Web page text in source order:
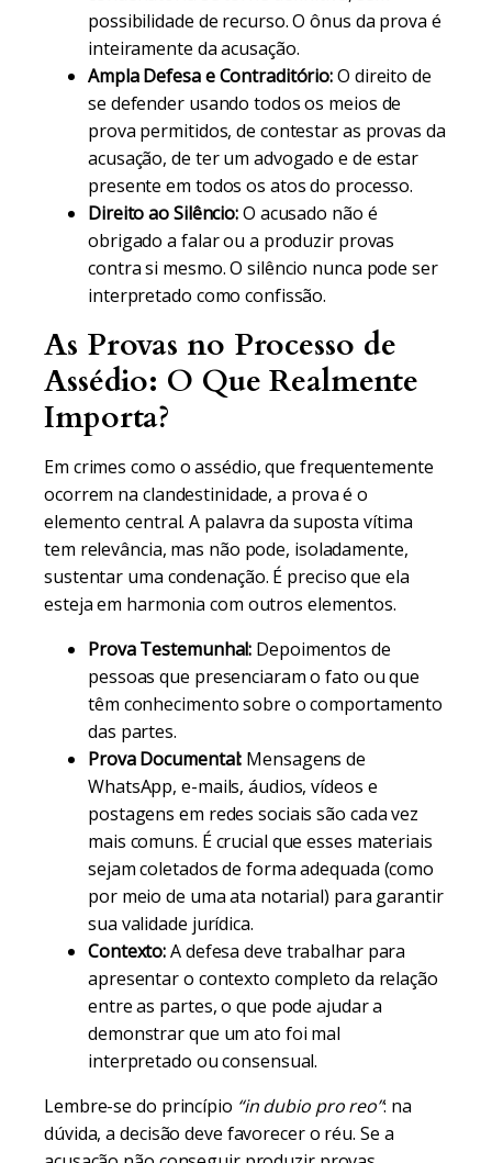
possibilidade de recurso. O ônus da prova é
inteiramente da acusação.
Ampla Defesa e Contraditório:O direito de
se defender usando todos os meios de
prova permitidos, de contestar as provas da
acusação, de ter um advogado e de estar
presente em todos os atos do processo.
Direito ao Silêncio:O acusado não é
obrigado a falar ou a produzir provas
contra si mesmo. O silêncio nunca pode ser
interpretado como confissão.
As Provas no Processo de
Assédio: O Que Realmente
Importa?
Em crimes como o assédio, que frequentemente
ocorrem na clandestinidade, a prova é o
elemento central. A palavra da suposta vítima
tem relevância, mas não pode, isoladamente,
sustentar uma condenação. É preciso que ela
esteja em harmonia com outros elementos.
Prova Testemunhal: Depoimentos de
pessoas que presenciaram o fato ou que
têm conhecimento sobre o comportamento
das partes.
Prova Documental: Mensagens de
WhatsApp, e-mails, áudios, vídeos e
postagens em redes sociais são cada vez
mais comuns. É crucial que esses materiais
sejam coletados de forma adequada (como
por meio de uma ata notarial) para garantir
sua validade jurídica.
Contexto:A defesa deve trabalhar para
apresentar o contexto completo da relação
entre as partes, o que pode ajudar a
demonstrar que um ato foi mal
interpretado ou consensual.
Lembre-se do princípio “in dubio pro reo”: na
dúvida, a decisão deve favorecer o réu. Se a